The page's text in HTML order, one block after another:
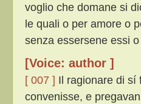
voglio che domane si
le quali o per amore o
senza essersene essi
[Voice: author ]
[ 007 ] Il ragionare di sí
convenisse, e